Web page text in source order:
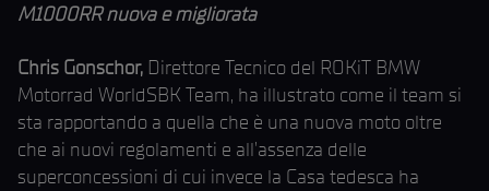
M1000RR nuova e migliorata
Chris Gonschor, Direttore Tecnico del ROKiT BMW
Motorrad WorldSBK Team, ha illustrato come il team si
sta rapportando a quella che è una nuova moto oltre
che ai nuovi regolamenti e all’assenza delle
superconcessioni di cui invece la Casa tedesca ha